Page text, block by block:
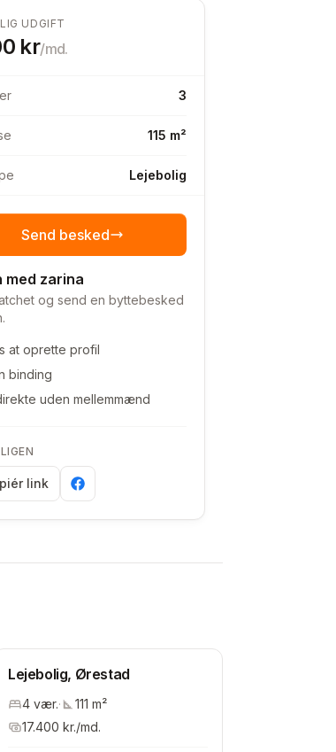
UDGIFT
kr/md.
3
115 m²
Lejebolig
Send besked
med zarina
og send en byttebesked
at oprette profil
binding
uden mellemmænd
link
Lejebolig, Ørestad
4 vær.· 111 m²
17.400 kr./md.